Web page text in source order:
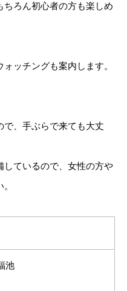
ろん初心者の方も楽しめ
ッチングも案内します。
で、手ぶらで来ても大丈
しているので、女性の方や
池